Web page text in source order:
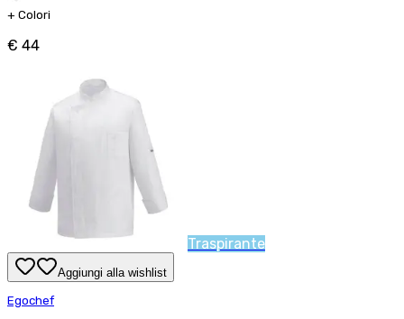
+ Colori
€ 44
Traspirante
Aggiungi alla wishlist
Egochef